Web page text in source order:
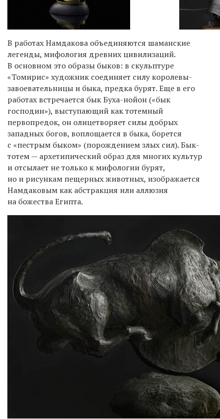
В работах Намдакова объединяются шаманские
легенды, мифология древних цивилизаций.
В основном это образы быков: в скульптуре
«Томирис» художник соединяет силу королевы-
завоевательницы и быка, предка бурят. Еще в его
работах встречается бык Буха-нойон («бык
господин»), выступающий как тотемный
первопредок, он олицетворяет силы добрых
западных богов, воплощается в быка, борется
с «пестрым быком» (порождением злых сил). Бык-
тотем — архетипический образ для многих культур
и отсылает не только к мифологии бурят,
но и рисункам пещерных животных, изображается
Намдаковым как абстракция или аллюзия
на божества Египта.